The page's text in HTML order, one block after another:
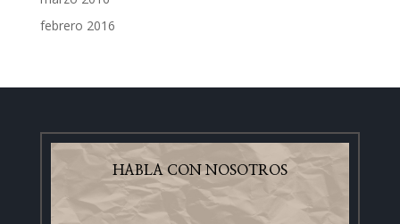
febrero 2016
HABLA CON NOSOTROS